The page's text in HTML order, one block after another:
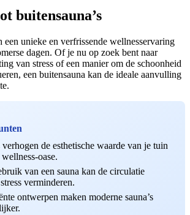
buitensauna’s
een unieke en verfrissende wellnesservaring
dagen. Of je nu op zoek bent naar
van stress of een manier om de schoonheid
een buitensauna kan de ideale aanvulling
verhogen de esthetische waarde van je tuin
oase.
van een sauna kan de circulatie
verminderen.
ontwerpen maken moderne sauna’s